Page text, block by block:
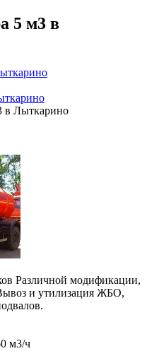
5 м3 в
в Лыткарино
Различной модификации,
и утилизация ЖБО,
м3/ч